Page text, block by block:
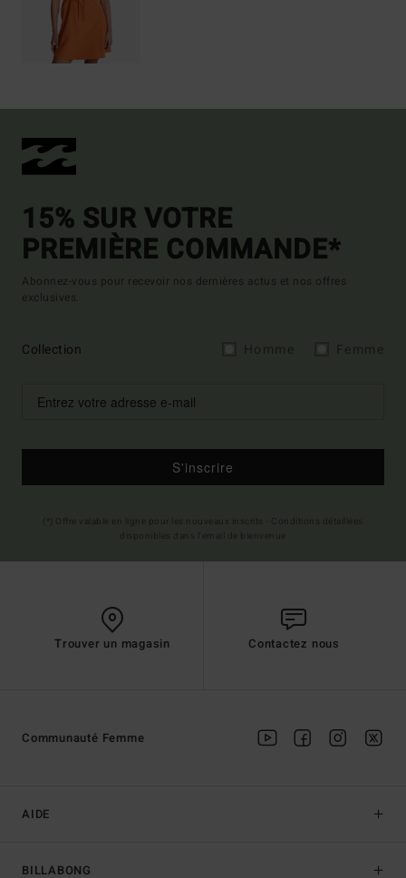
15% SUR VOTRE
PREMIÈRE COMMANDE*
Abonnez-vous pour recevoir nos dernières actus et nos offres
exclusives.
Collection
S'inscrire
Trouver un magasin Contactez nous
AIDE
BILLABONG
Communauté Femme